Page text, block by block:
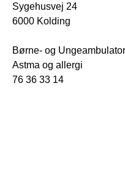
Sygehusvej 24
6000 Kolding
Børne- og
Astma og allergi
76 36 33 14